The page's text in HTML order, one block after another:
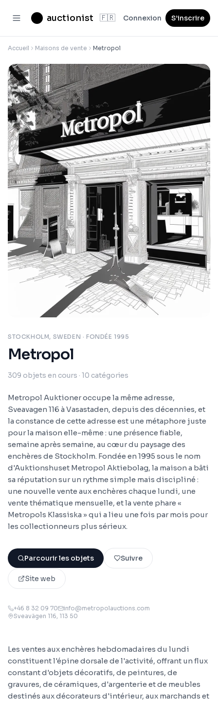
auctionist 🇫🇷 Connexion S’inscrire
Accueil Maisons de vente Metropol
STOCKHOLM, SWEDEN · FONDÉE 1995
Metropol
309 objets en cours · 10 catégories
Metropol Auktioner occupe la même adresse,
Sveavagen 116 à Vasastaden, depuis des décennies, et
la constance de cette adresse est une métaphore juste
pour la maison elle-même : une présence fiable,
semaine après semaine, au cœur du paysage des
enchères de Stockholm. Fondée en 1995 sous le nom
d'Auktionshuset Metropol Aktiebolag, la maison a bâti
sa réputation sur un rythme simple mais discipliné :
une nouvelle vente aux enchères chaque lundi, une
vente thématique mensuelle, et la vente phare «
Metropols Klassiska » qui a lieu une fois par mois pour
les collectionneurs plus sérieux.
Parcourir les objets Suivre
Site web
+46 8 32 09 70
info@metropolauctions.com
Sveavägen 116, 113 50
Les ventes aux enchères hebdomadaires du lundi
constituent l'épine dorsale de l'activité, offrant un flux
constant d'objets décoratifs, de peintures, de
gravures, de céramiques, d'argenterie et de meubles
destinés aux décorateurs d'intérieur, aux marchands et